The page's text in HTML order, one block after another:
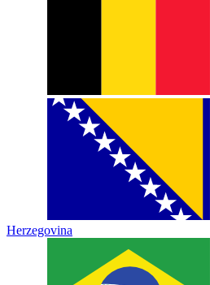
Herzegovina